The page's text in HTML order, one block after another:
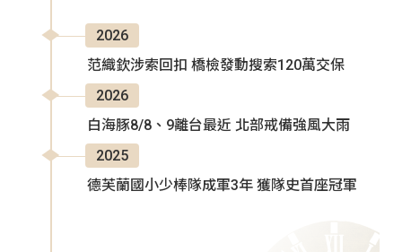
2026
范織欽涉索回扣 橋檢發動搜索120萬交保
2026
白海豚8/8、9離台最近 北部戒備強風大雨
2025
德芙蘭國小少棒隊成軍3年 獲隊史首座冠軍